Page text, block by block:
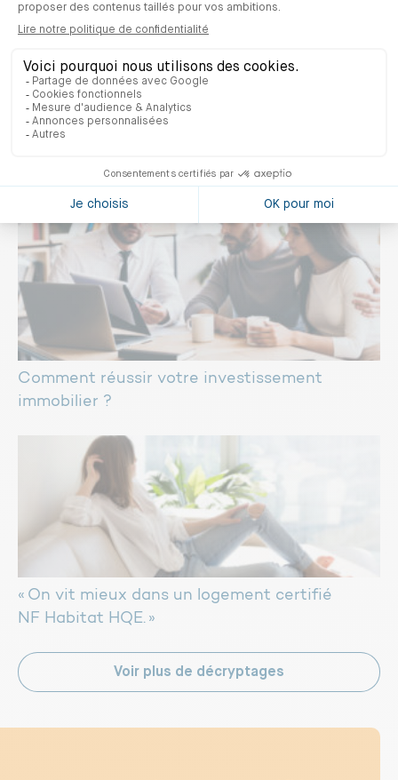
améliorer la qualité de nos services ! »
Comment réussir votre investissement
immobilier ?
« On vit mieux dans un logement certifié
NF Habitat HQE. »
Voir plus de décryptages